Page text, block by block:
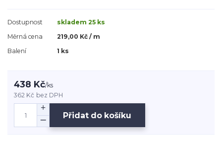
Dostupnost
skladem 25 ks
Měrná cena
219,00 Kč / m
Balení
1 ks
438 Kč/ks
362 Kč bez DPH
Přidat do košíku